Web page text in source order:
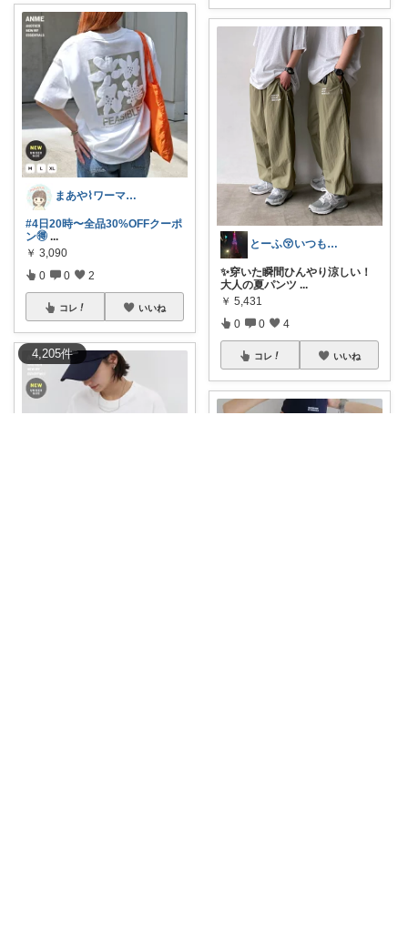
4,205件
まあや⌇ワーママの暮らしとインテリア𓍯
#4日20時〜全品30%OFFクーポ
ン🉐 ...
￥ 3,090
0 0 2
コレ いいね
とーふ😚いつもご購入感謝です🙇
✨穿いた瞬間ひんやり涼しい！
大人の夏パンツ ...
￥ 5,431
0 0 4
コレ いいね